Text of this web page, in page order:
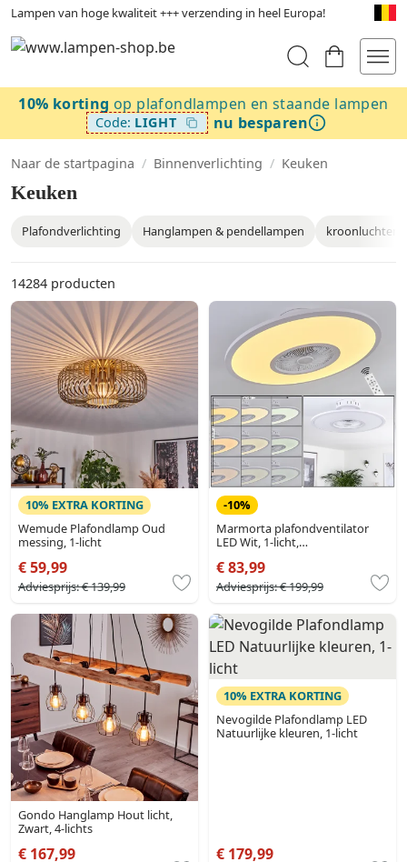
Lampen van hoge kwaliteit +++ verzending in heel Europa!
10% korting op plafondlampen en staande lampen
Code: LIGHT nu besparen
Naar de startpagina / Binnenverlichting / Keuken
Keuken
Plafondverlichting Hanglampen & pendellampen kroonluchters
14284 producten
10% EXTRA KORTING
Wemude Plafondlamp Oud
messing, 1-licht
€ 59,99
Adviesprijs:€ 139,99
-10%
Marmorta plafondventilator
LED Wit, 1-licht,
€ 83,99
Adviesprijs:€ 199,99
Gondo Hanglamp Hout licht,
Zwart, 4-lichts
€ 167,99
10% EXTRA KORTING
Nevogilde Plafondlamp LED
Natuurlijke kleuren, 1-licht
€ 179,99